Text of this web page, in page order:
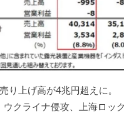
り上げ高が4兆円超えに。
クライナ侵攻、上海ロッ